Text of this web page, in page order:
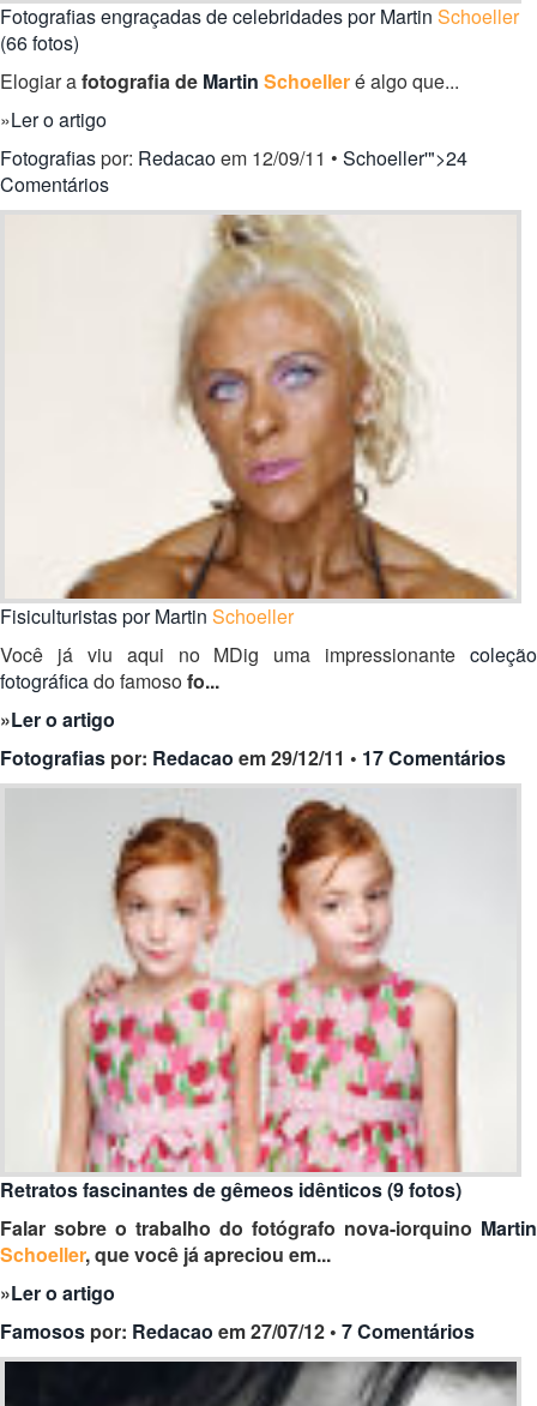
Fotografias engraçadas de celebridades por Martin Schoeller
(66 fotos)
Elogiar afotografia de Martin Schoelleré algo que...
»Ler o artigo
Fotografiaspor: Redacaoem 12/09/11 • Schoeller'">24
Comentários
Fisiculturistas por Martin Schoeller
Você já viu aqui no MDig uma impressionante coleção
fotográficado famosofo...
»Ler o artigo
Fotografias por: Redacao em 29/12/11 • 17 Comentários
Retratos fascinantes de gêmeos idênticos (9 fotos)
Falar sobre o trabalho do fotógrafo nova-iorquino Martin
Schoeller, que você já apreciou em...
»Ler o artigo
Famosos por: Redacao em 27/07/12 • 7 Comentários